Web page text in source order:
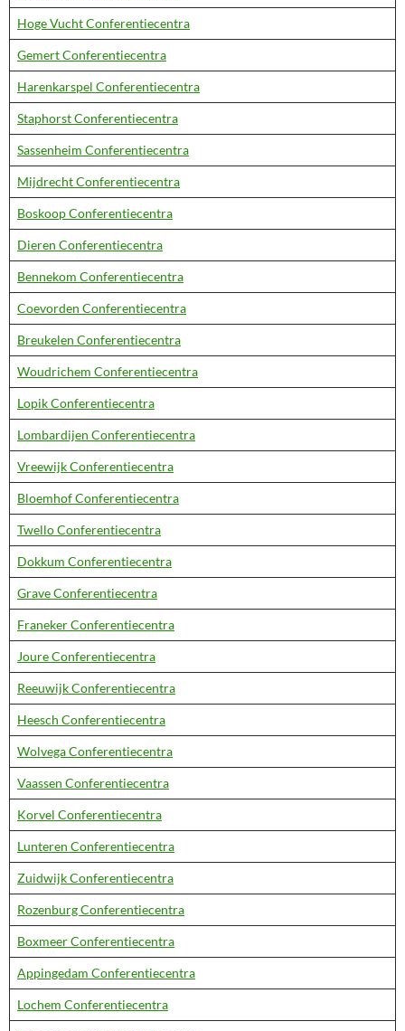
Hoge Vucht Conferentiecentra
Gemert Conferentiecentra
Harenkarspel Conferentiecentra
Staphorst Conferentiecentra
Sassenheim Conferentiecentra
Mijdrecht Conferentiecentra
Boskoop Conferentiecentra
Dieren Conferentiecentra
Bennekom Conferentiecentra
Coevorden Conferentiecentra
Breukelen Conferentiecentra
Woudrichem Conferentiecentra
Lopik Conferentiecentra
Lombardijen Conferentiecentra
Vreewijk Conferentiecentra
Bloemhof Conferentiecentra
Twello Conferentiecentra
Dokkum Conferentiecentra
Grave Conferentiecentra
Franeker Conferentiecentra
Joure Conferentiecentra
Reeuwijk Conferentiecentra
Heesch Conferentiecentra
Wolvega Conferentiecentra
Vaassen Conferentiecentra
Korvel Conferentiecentra
Lunteren Conferentiecentra
Zuidwijk Conferentiecentra
Rozenburg Conferentiecentra
Boxmeer Conferentiecentra
Appingedam Conferentiecentra
Lochem Conferentiecentra